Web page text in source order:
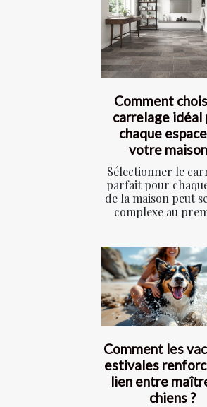
Comment
carrelage idéal
chaque
votre
Sélectionner le
parfait pour
de la maison peut
complexe au
Comment les
estivales
lien entre
chiens ?